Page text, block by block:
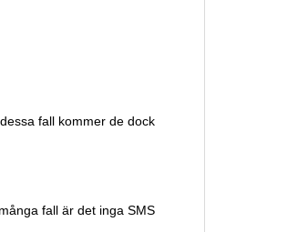
fall kommer de dock
fall är det inga SMS